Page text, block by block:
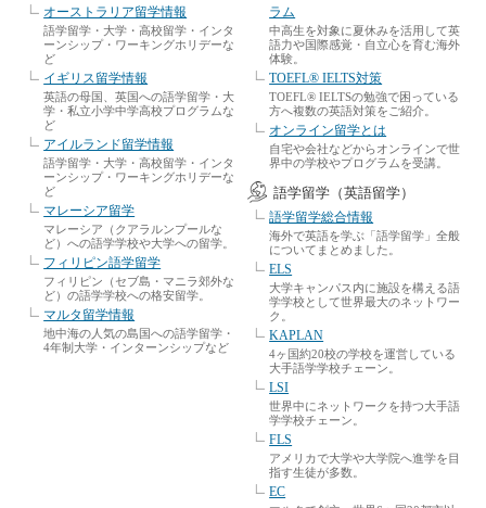
オーストラリア留学情報
語学留学・大学・高校留学・インタ
ーンシップ・ワーキングホリデーな
ど
イギリス留学情報
英語の母国、英国への語学留学・大
学・私立小学中学高校プログラムな
ど
アイルランド留学情報
語学留学・大学・高校留学・インタ
ーンシップ・ワーキングホリデーな
ど
マレーシア留学
マレーシア（クアラルンプールな
ど）への語学学校や大学への留学。
フィリピン語学留学
フィリピン（セブ島・マニラ郊外な
ど）の語学学校への格安留学。
マルタ留学情報
地中海の人気の島国への語学留学・
4年制大学・インターンシップなど
ラム
中高生を対象に夏休みを活用して英
語力や国際感覚・自立心を育む海外
体験。
TOEFL® IELTS対策
TOEFL® IELTSの勉強で困っている
方へ複数の英語対策をご紹介。
オンライン留学とは
自宅や会社などからオンラインで世
界中の学校やプログラムを受講。
語学留学（英語留学）
語学留学総合情報
海外で英語を学ぶ「語学留学」全般
についてまとめました。
ELS
大学キャンパス内に施設を構える語
学学校として世界最大のネットワー
ク。
KAPLAN
4ヶ国約20校の学校を運営している
大手語学学校チェーン。
LSI
世界中にネットワークを持つ大手語
学学校チェーン。
FLS
アメリカで大学や大学院へ進学を目
指す生徒が多数。
EC